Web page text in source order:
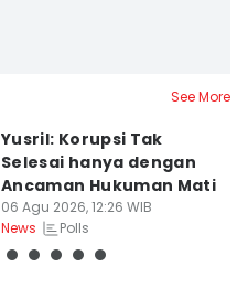
See More
Yusril: Korupsi Tak
Selesai hanya dengan
Ancaman Hukuman Mati
06 Agu 2026, 12:26 WIB
News
Polls